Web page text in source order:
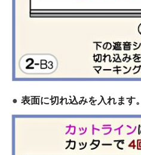
表面に切れ込みを入れます。